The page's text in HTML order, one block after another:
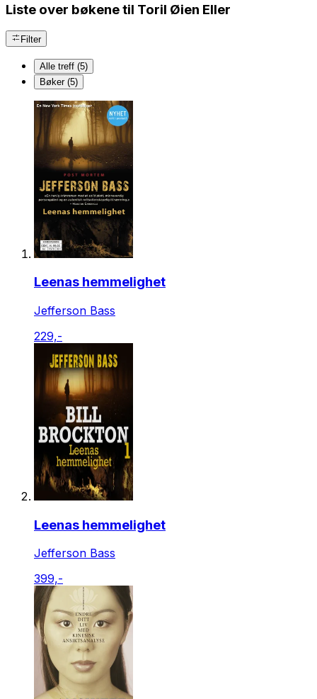
Liste over bøkene til Toril Øien Eller
Filter
Alle treff (5)
Bøker (5)
Leenas hemmelighet
Jefferson Bass
229,-
Leenas hemmelighet
Jefferson Bass
399,-